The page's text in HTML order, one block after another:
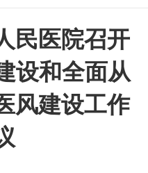
民医院召开
设和全面从
风建设工作